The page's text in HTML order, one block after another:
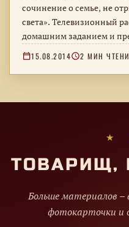
сочинение о семье, не
света». Телевизионный
домашним заданием и
родственников в
15.08.2014 2 МИН
★
ТОВАРИЩ,
Больше материалов –
фотокарточки и